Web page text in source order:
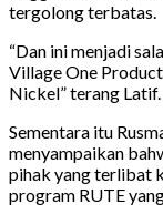
tergolong terbatas.
“Dan ini menjadi
Village One
Nickel” terang Latif.
Sementara itu
menyampaikan
pihak yang terlibat
program RUTE